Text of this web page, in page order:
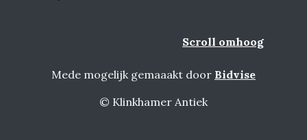
Scroll omhoog
Mede mogelijk gemaaakt door Bidvise
© Klinkhamer Antiek